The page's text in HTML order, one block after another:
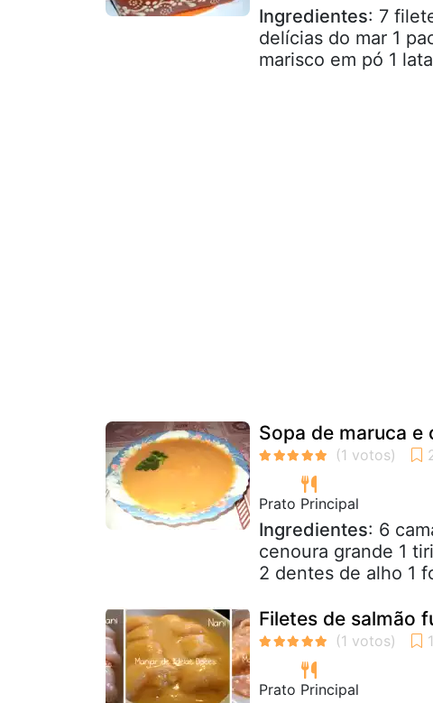
Ingredientes: 7
delícias do mar 1
marisco em pó 1
Sopa de maruca e
Prato Principal
Ingredientes: 6
cenoura grande 1
2 dentes de alho 1
Filetes de salmão
Prato Principal